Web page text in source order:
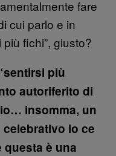
fare
cui parlo e in
fichi”, giusto?
più
autoriferito di
insomma, un
io ce
è una